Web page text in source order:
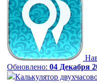
Обновлено: 04 Декабря
Калькулятор